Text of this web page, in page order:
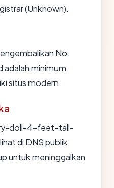
(Unknown).
No.
adalah minimum
situs modern.
doll-4-feet-tall-
di DNS publik
untuk meninggalkan